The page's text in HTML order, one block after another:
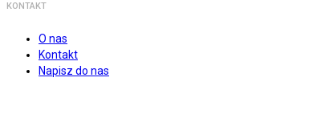
KONTAKT
O nas
Kontakt
Napisz do nas